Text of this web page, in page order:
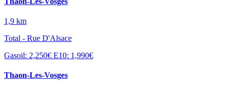
1,9 km
Total - Rue D'Alsace
Gasoil: 2,250€ E10: 1,990€
Thaon-Les-Vosges